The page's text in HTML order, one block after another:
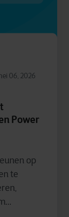
06, 2026
Power
op
te